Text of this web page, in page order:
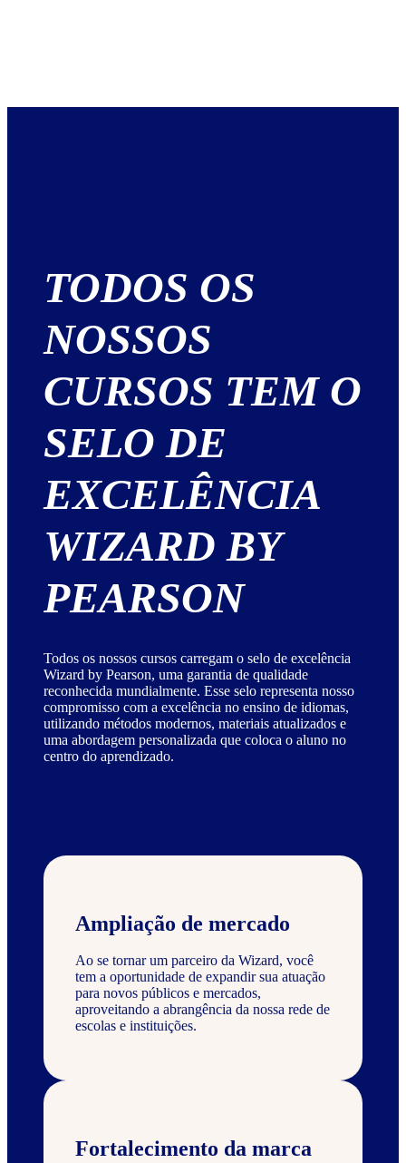
TODOS OS
NOSSOS
CURSOS TEM O
SELO DE
EXCELÊNCIA
WIZARD BY
PEARSON
Todos os nossos cursos carregam o selo de excelência
Wizard by Pearson, uma garantia de qualidade
reconhecida mundialmente. Esse selo representa nosso
compromisso com a excelência no ensino de idiomas,
utilizando métodos modernos, materiais atualizados e
uma abordagem personalizada que coloca o aluno no
centro do aprendizado.
Ampliação de mercado
Ao se tornar um parceiro da Wizard, você
tem a oportunidade de expandir sua atuação
para novos públicos e mercados,
aproveitando a abrangência da nossa rede de
escolas e instituições.
Fortalecimento da marca